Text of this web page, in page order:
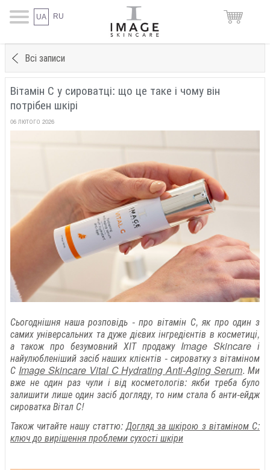
UA RU
Всі записи
Вітамін С у сироватці: що це таке і чому він
потрібен шкірі
06 ЛЮТОГО 2026
Сьогоднішня наша розповідь - про вітамін С, як про один з
самих універсальних та дуже дієвих інгредієнтів в косметиці,
а також про безумовний ХІТ продажу Image Skincare і
найулюбленіший засіб наших клієнтів - сироватку з вітаміном
С Image Skincare Vital C Hydrating Anti-Aging Serum. Ми
вже не один раз чули і від косметологів: якби треба було
залишити лише один засіб догляду, то ним стала б анти-ейдж
сироватка Вітал С!
Також читайте нашу статтю:Догляд за шкірою з вітаміном С:
ключ до вирішення проблеми сухості шкіри